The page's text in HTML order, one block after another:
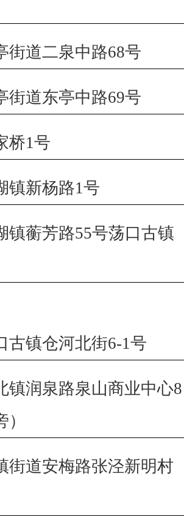
街道二泉中路68号
街道东亭中路69号
桥1号
镇新杨路1号
镇蘅芳路55号荡口古镇
古镇仓河北街6-1号
镇润泉路泉山商业中心8
街道安梅路张泾新明村